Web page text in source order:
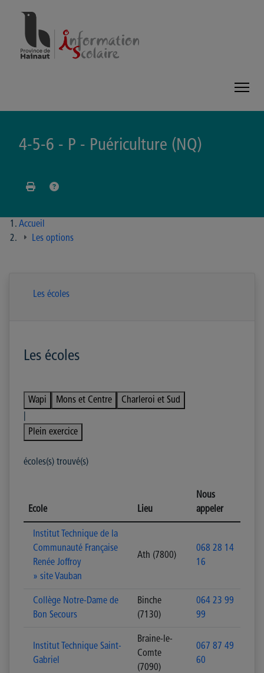
4-5-6 - P - Puériculture (NQ)
Accueil
Les options
Les écoles
Les écoles
Wapi Mons et Centre
Charleroi et Sud
Plein exercice
écoles(s) trouvé(s)
Ecole Lieu
Nous
appeler
Institut Technique de la
Communauté Française
Renée Joffroy
» site Vauban
Ath (7800)
068 28 14
16
Collège Notre-Dame de
Bon Secours
Binche
(7130)
064 23 99
99
Institut Technique Saint-
Gabriel
Braine-le-
Comte
(7090)
067 87 49
60